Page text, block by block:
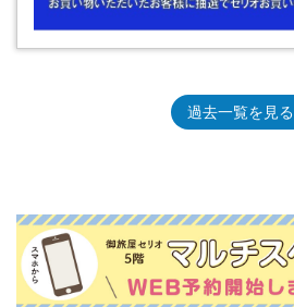
過去一覧を見る